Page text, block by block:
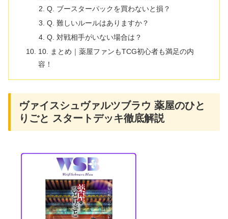
Q. ブースターパックを買わないと損？
Q. 難しいルールはありますか？
Q. 対戦相手がいない場合は？
10. まとめ｜薬屋ファンもTCG初心者も満足の内
容！
ヴァイスシュヴァルツブラウ 薬屋のひと
りごと スタートデッキ徹底解説